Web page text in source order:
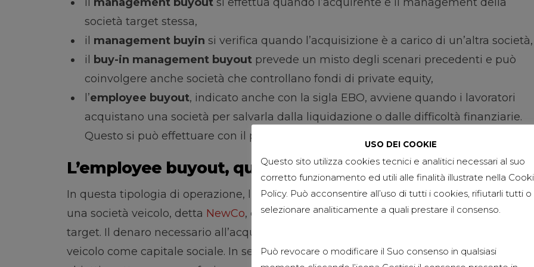
società target stessa,
il management buyin si verifica quando l’acquisizione è a carico di un’altra società,
il
buy-in management buyout prevede un misto degli scenari precedenti e può
coinvolgere anche società che controllano fondi di private equity,
l’employee buyout, indicato anche con la sigla EBO, avviene quando i lavoratori
acquistano una società per salvarla dalla liquidazione o dalle difficoltà finanziarie.
Questo si può effettuare con il parziale indebitamento spartito tra i lavoratori.
L’employee buyout, qualche dettaglio in più
In questa tipologia di operazione, l’acquisizione si effettua tramite la costituzione di
una società veicolo, detta NewCo, che ha il solo e preciso scopo di acquisire la società
target. Il denaro necessario all’acquisto a leva viene versato interamente nella società
veicolo come capitale sociale. In seguito, si procede con il buyout della società
USO DEI COOKIE
Questo sito utilizza cookies tecnici e analitici necessari al suo
corretto funzionamento ed utili alle finalità illustrate nella
Policy. Può acconsentire all’uso di tutti i cookies, rifiutarli tutti o
selezionare analiticamente a quali prestare il consenso.
Può revocare o modificare il Suo consenso in qualsiasi